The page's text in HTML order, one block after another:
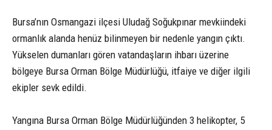
Bursa’nın Osmangazi ilçesi Uludağ Soğukpınar mevkiindeki
ormanlık alanda henüz bilinmeyen bir nedenle yangın çıktı.
Yükselen dumanları gören vatandaşların ihbarı üzerine
bölgeye Bursa Orman Bölge Müdürlüğü, itfaiye ve diğer ilgili
ekipler sevk edildi.
Yangına Bursa Orman Bölge Müdürlüğünden 3 helikopter, 5